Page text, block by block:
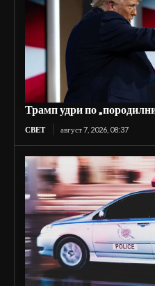
Трамп удри по
СВЕТ август 7, 2026, 08:37